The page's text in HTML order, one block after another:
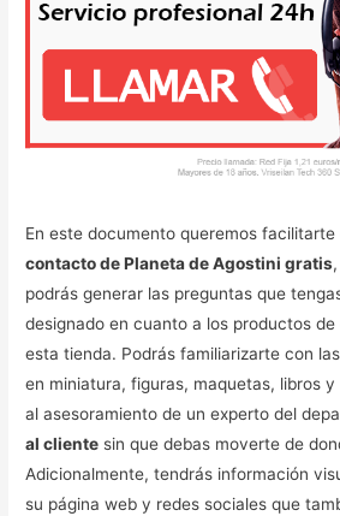
En este documento queremos facilitarte
contacto de Planeta de Agostini gratis
podrás generar las preguntas que
designado en cuanto a los productos
esta tienda. Podrás familiarizarte con
en miniatura, figuras, maquetas, libros
al asesoramiento de un experto del
al cliente sin que debas moverte de
Adicionalmente, tendrás información
su página web y redes sociales que